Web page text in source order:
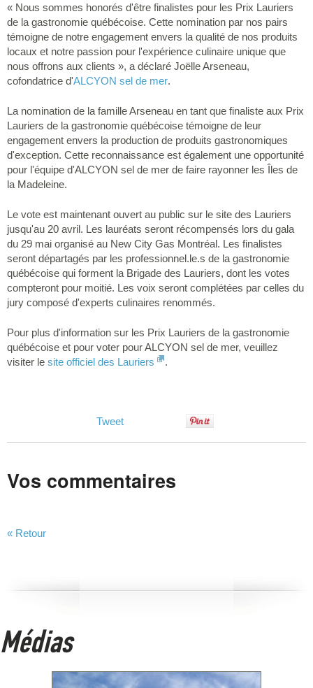
« Nous sommes honorés d'être finalistes pour les Prix Lauriers
de la gastronomie québécoise. Cette nomination par nos pairs
témoigne de notre engagement envers la qualité de nos produits
locaux et notre passion pour l'expérience culinaire unique que
nous offrons aux clients », a déclaré Joëlle Arseneau,
cofondatrice d'ALCYON sel de mer.
La nomination de la famille Arseneau en tant que finaliste aux Prix
Lauriers de la gastronomie québécoise témoigne de leur
engagement envers la production de produits gastronomiques
d'exception. Cette reconnaissance est également une opportunité
pour l'équipe d'ALCYON sel de mer de faire rayonner les Îles de
la Madeleine.
Le vote est maintenant ouvert au public sur le site des Lauriers
jusqu'au 20 avril. Les lauréats seront récompensés lors du gala
du 29 mai organisé au New City Gas Montréal. Les finalistes
seront départagés par les professionnel.le.s de la gastronomie
québécoise qui forment la Brigade des Lauriers, dont les votes
compteront pour moitié. Les voix seront complétées par celles du
jury composé d'experts culinaires renommés.
Pour plus d'information sur les Prix Lauriers de la gastronomie
québécoise et pour voter pour ALCYON sel de mer, veuillez
visiter le site officiel des Lauriers .
Tweet
Vos commentaires
« Retour
Médias